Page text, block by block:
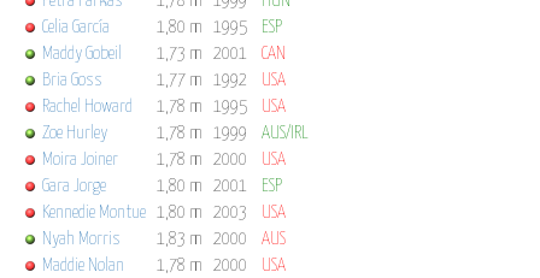
Celia García
1,80 m 1995 ESP
Maddy Gobeil
1,73 m 2001 CAN
Bria Goss
1,77 m 1992
USA
Rachel Howard
1,78 m 1995
USA
Zoe Hurley
1,78 m 1999 AUS/IRL
Moira Joiner
1,78 m 2000
USA
Gara Jorge
1,80 m 2001 ESP
Kennedie Montue
1,80 m 2003
USA
Nyah Morris
1,83 m 2000 AUS
Maddie Nolan
1,78 m 2000 USA